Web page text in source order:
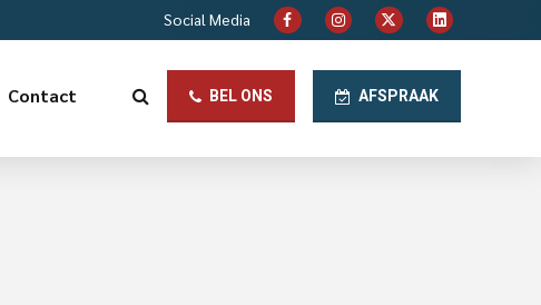
Social Media
BEL ONS AFSPRAAK
Contact